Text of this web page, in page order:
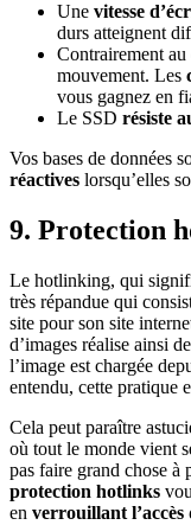
Une vitesse
durs atteignent
Contrairement au
mouvement. Les
vous gagnez en
Le SSD résiste
Vos bases de données
réactives lorsqu’elles
9. Protection
Le hotlinking, qui
très répandue qui
site pour son site
d’images réalise ainsi
l’image est chargée
entendu, cette pratique
Cela peut paraître
où tout le monde vient
pas faire grand chose à
protection hotlinks
en verrouillant l’accès